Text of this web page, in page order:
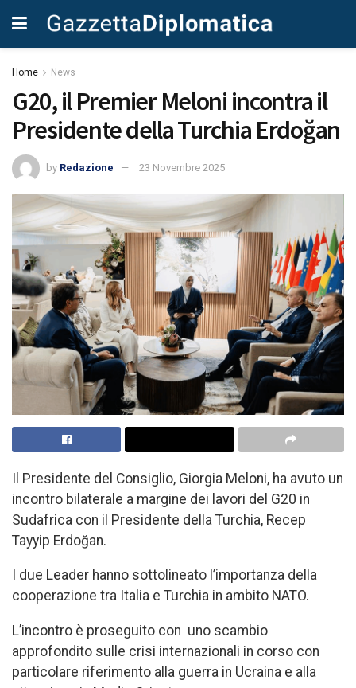
Home News
G20, il Premier Meloni incontra il
Presidente della Turchia Erdoğan
by Redazione 23 Novembre 2025
Il Presidente del Consiglio, Giorgia Meloni, ha avuto un
incontro bilaterale a margine dei lavori del G20 in
Sudafrica con il Presidente della Turchia, Recep
Tayyip Erdoğan.
I due Leader hanno sottolineato l’importanza della
cooperazione tra Italia e Turchia in ambito NATO.
L’incontro è proseguito con uno scambio
approfondito sulle crisi internazionali in corso con
particolare riferimento alla guerra in Ucraina e alla